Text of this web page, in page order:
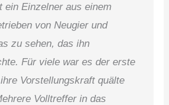
ein Einzelner aus einem
von Neugier und
zu sehen, das ihn
Für viele war es der erste
Vorstellungskraft quälte
Volltreffer in das